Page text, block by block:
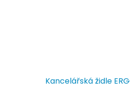
Kancelářská židle